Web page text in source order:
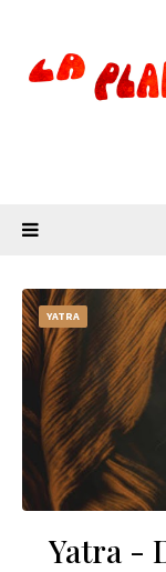
YATRA
Yatra -